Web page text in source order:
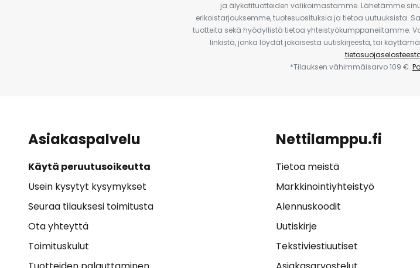
ja älykotituotteiden valikoimastamme. Lähetämme
erikoistarjouksemme, tuotesuosituksia ja tietoa uutuuksista.
tuotteita sekä hyödyllistä tietoa yhteistyökumppaneiltamme.
linkistä, jonka löydät jokaisesta uutiskirjeestä, tai
*Tilauksen vähimmäisarvo 109 €.
Asiakaspalvelu
Käytä peruutusoikeutta
Usein kysytyt kysymykset
Seuraa tilauksesi toimitusta
Ota yhteyttä
Toimituskulut
Nettilamppu.fi
Tietoa meistä
Markkinointiyhteistyö
Alennuskoodit
Uutiskirje
Tekstiviestiuutiset